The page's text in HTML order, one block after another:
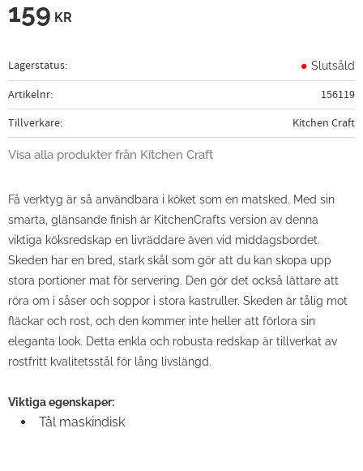
159 KR
Lagerstatus Slutsåld
Artikelnr
156119
Tillverkare
Kitchen Craft
Visa alla produkter från Kitchen Craft
Få verktyg är så användbara i köket som en matsked. Med sin
smarta, glänsande finish är KitchenCrafts version av denna
viktiga köksredskap en livräddare även vid middagsbordet.
Skeden har en bred, stark skål som gör att du kan skopa upp
stora portioner mat för servering. Den gör det också lättare att
röra om i såser och soppor i stora kastruller. Skeden är tålig mot
fläckar och rost, och den kommer inte heller att förlora sin
eleganta look. Detta enkla och robusta redskap är tillverkat av
rostfritt kvalitetsstål för lång livslängd.
Viktiga egenskaper:
Tål maskindisk